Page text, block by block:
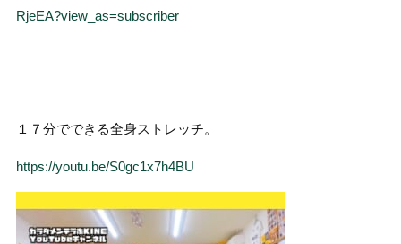
RjeEA?view_as=subscriber
１７分でできる全身ストレッチ。
https://youtu.be/S0gc1x7h4BU